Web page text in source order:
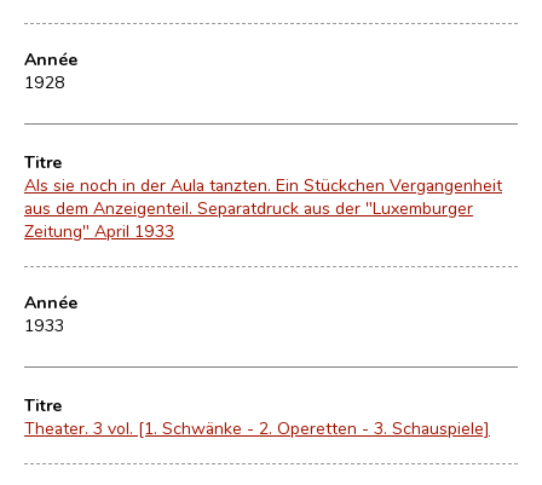
Année
1928
Titre
Als sie noch in der Aula tanzten. Ein Stückchen Vergangenheit
aus dem Anzeigenteil. Separatdruck aus der "Luxemburger
Zeitung" April 1933
Année
1933
Titre
Theater. 3 vol. [1. Schwänke - 2. Operetten - 3. Schauspiele]